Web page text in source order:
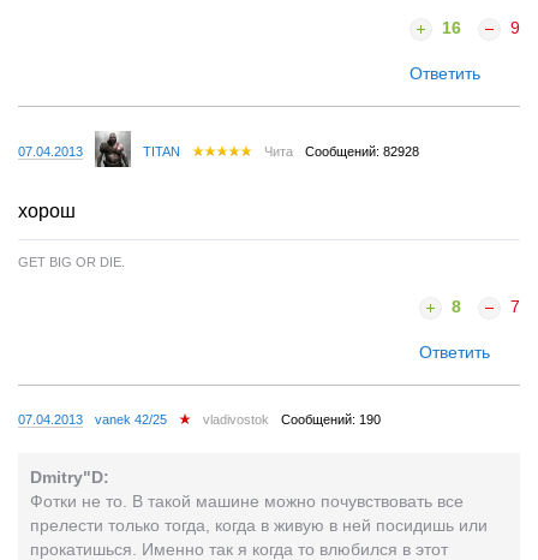
16 9
Ответить
07.04.2013 TITAN Чита Сообщений: 82928
хорош
GET BIG OR DIE.
8 7
Ответить
07.04.2013 vanek 42/25 vladivostok Сообщений: 190
Dmitry"D:
Фотки не то. В такой машине можно почувствовать все
прелести только тогда, когда в живую в ней посидишь или
прокатишься. Именно так я когда то влюбился в этот